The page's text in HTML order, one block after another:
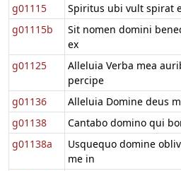
g01115
Spiritus ubi vult spirat
g01115b
Sit nomen domini
ex
g01125
Alleluia Verba mea
percipe
g01136 Alleluia Domine deus
g01138
Cantabo domino qui
g01138a
Usquequo domine
me in